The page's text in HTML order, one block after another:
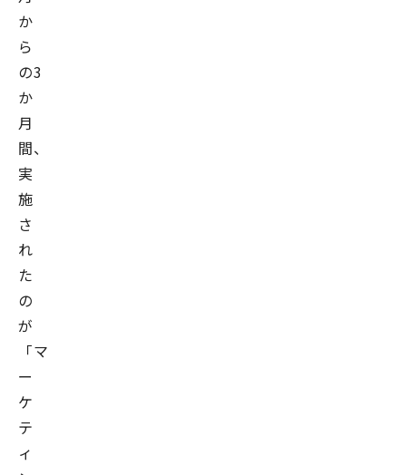
か
ら
の3
か
月
間、
実
施
さ
れ
た
の
が
「マ
ー
ケ
テ
ィ